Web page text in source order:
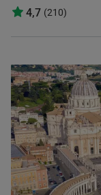
4,7 (210)